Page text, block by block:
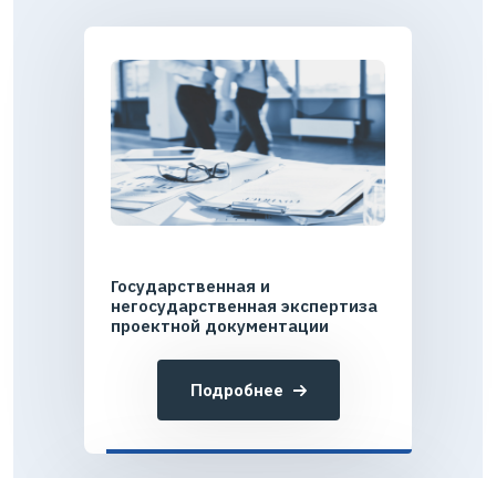
Государственная и
негосударственная экспертиза
проектной документации
Подробнее